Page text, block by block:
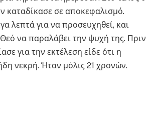
καταδίκασε σε αποκεφαλισμό.
λεπτά για να προσευχηθεί, και
να παραλάβει την ψυχή της. Πριν
για την εκτέλεση είδε ότι η
νεκρή. Ήταν μόλις 21 χρονών.